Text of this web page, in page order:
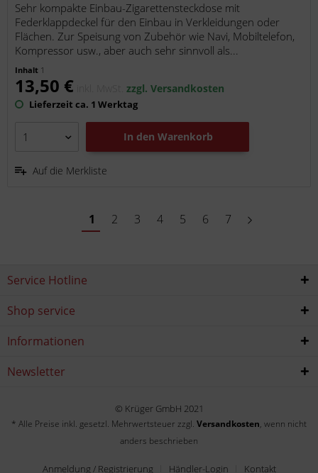
Sehr kompakte Einbau-Zigarettensteckdose mit
Federklappdeckel für den Einbau in Verkleidungen oder
Flächen. Zur Speisung von Zubehör wie Navi, Mobiltelefon,
Kompressor usw., aber auch sehr sinnvoll als...
Inhalt 1
13,50 € inkl. MwSt.zzgl. Versandkosten
Lieferzeit ca. 1 Werktag
In den Warenkorb
Auf die Merkliste
1 2 3 4 5 6 7
Service Hotline
Shop service
Informationen
Newsletter
© Krüger GmbH 2021
* Alle Preise inkl. gesetzl. Mehrwertsteuer zzgl. Versandkosten, wenn nicht
anders beschrieben
Anmeldung / Registrierung Händler-Login Kontakt